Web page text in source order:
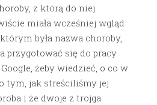
z którą do niej
miała wcześniej wgląd
była nazwa choroby,
przygotować się do pracy
żeby wiedzieć, o co w
tym, jak streściliśmy jej
i że dwoje z trojga